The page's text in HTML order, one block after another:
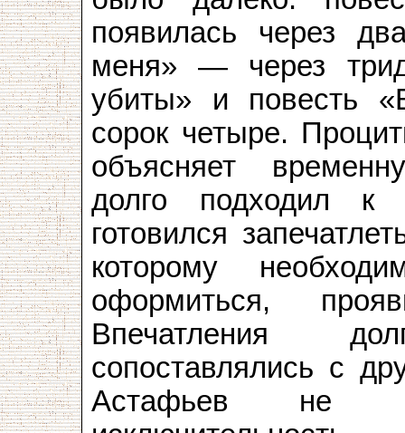
появилась через
меня» — через
убиты» и повесть
сорок четыре.
объясняет
долго подходил к
готовился
которому
оформиться,
Впечатления
сопоставлялись с
Астафьев не